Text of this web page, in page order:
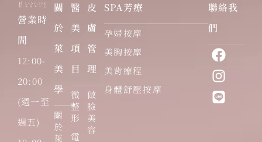
營業時
間
12:00-
20:00
(週一至
週五)
關
於
萊
美
學
關
於
萊
醫
美
項
目
微
整
形
電
皮
膚
管
理
做
臉
美
容
SPA芳療
孕婦按摩
美胸按摩
美背療程
身體舒壓按摩
聯絡我
們